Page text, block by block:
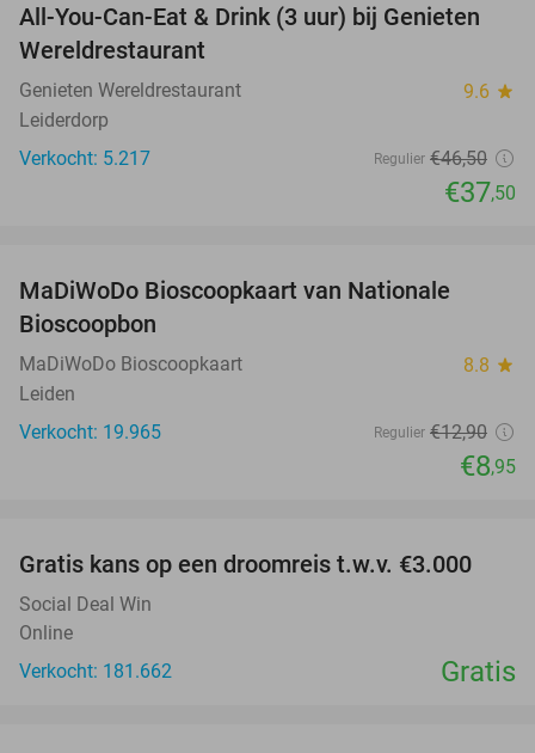
19%
All-You-Can-Eat & Drink (3 uur) bij Genieten
Wereldrestaurant
Genieten Wereldrestaurant 9.6 star
Leiderdorp
Verkocht: 5.217
Regulier €46,50
€37,50
MaDiWoDo Bioscoopkaart van Nationale
Bioscoopbon
MaDiWoDo Bioscoopkaart 8.8 star
Leiden
Verkocht: 19.965
Regulier €12,90
€8,95
Gratis kans op een droomreis t.w.v. €3.000
Social Deal Win
Online
Verkocht: 181.662
Gratis